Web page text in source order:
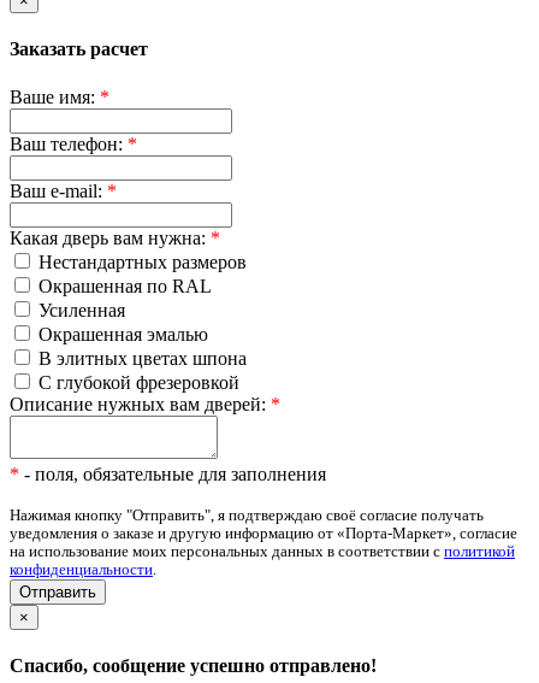
Заказать расчет
Ваше имя: *
Ваш телефон: *
Ваш e-mail: *
Какая дверь вам нужна: *
Нестандартных размеров
Окрашенная по RAL
Усиленная
Окрашенная эмалью
В элитных цветах шпона
С глубокой фрезеровкой
Описание нужных вам дверей: *
* - поля, обязательные для заполнения
Нажимая кнопку "Отправить", я подтверждаю своё согласие получать
уведомления о заказе и другую информацию от «Порта-Маркет», согласие
на использование моих персональных данных в соответствии с политикой
конфиденциальности
×
Спасибо, сообщение успешно отправлено!